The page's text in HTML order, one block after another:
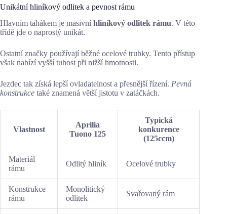
Unikátní hliníkový odlitek a pevnost rámu
Hlavním tahákem je masivní hliníkový odlitek rámu. V této
třídě jde o naprostý unikát.
Ostatní značky používají běžné ocelové trubky. Tento přístup
však nabízí vyšší tuhost při nižší hmotnosti.
Jezdec tak získá lepší ovladatelnost a přesnější řízení. Pevná
konstrukce také znamená větší jistotu v zatáčkách.
Vlastnost
Aprilia
Tuono 125
Typická
konkurence
(125ccm)
Materiál
rámu
Odlitý hliník Ocelové trubky
Konstrukce
rámu
Monolitický
odlitek
Svařovaný rám